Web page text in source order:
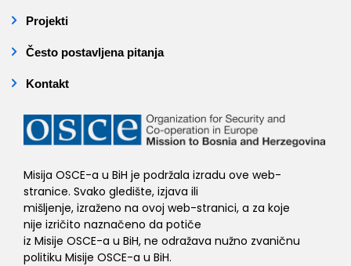
Projekti
Često postavljena pitanja
Kontakt
Misija OSCE-a u BiH je podržala izradu ove web-
stranice. Svako gledište, izjava ili
mišljenje, izraženo na ovoj web-stranici, a za koje
nije izričito naznačeno da potiče
iz Misije OSCE-a u BiH, ne odražava nužno zvaničnu
politiku Misije OSCE-a u BiH.